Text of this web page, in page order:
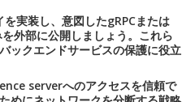
実装し、意図したgRPCまたは
外部に公開しましょう。これら
ックエンドサービスの保護に役立
serverへのアクセスを信頼で